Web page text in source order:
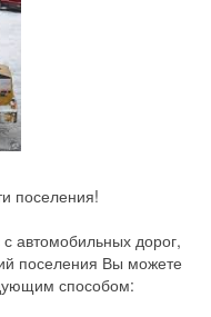
поселения!
автомобильных дорог,
поселения Вы можете
способом: